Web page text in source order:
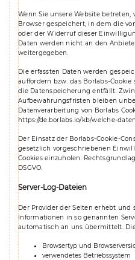
Wenn Sie unsere Website
Browser gespeichert, in dem die
oder der Widerruf dieser
Daten werden nicht an den
weitergegeben.
Die erfassten Daten werden
auffordern bzw. das Borlabs-
die Datenspeicherung entfällt.
Aufbewahrungsfristen bleiben
Datenverarbeitung von Borlabs
https://de.borlabs.io/kb/welche-
Der Einsatz der Borlabs-Cookie-
gesetzlich vorgeschriebenen
Cookies einzuholen.
DSGVO.
Server-Log-Dateien
Der Provider der Seiten erhebt und
Informationen in so genannten
automatisch an uns übermittelt.
Browsertyp und
verwendetes Betriebssystem